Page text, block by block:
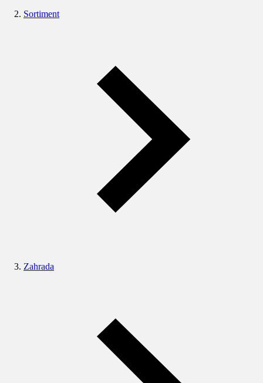
Sortiment
Zahrada